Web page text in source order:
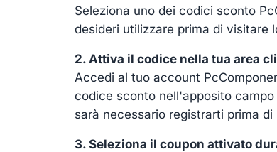
Seleziona uno dei codici sconto
desideri utilizzare prima di visitare
2. Attiva il codice nella tua area
Accedi al tuo account
codice sconto nell'apposito
sarà necessario registrarti prima
3. Seleziona il coupon attivato